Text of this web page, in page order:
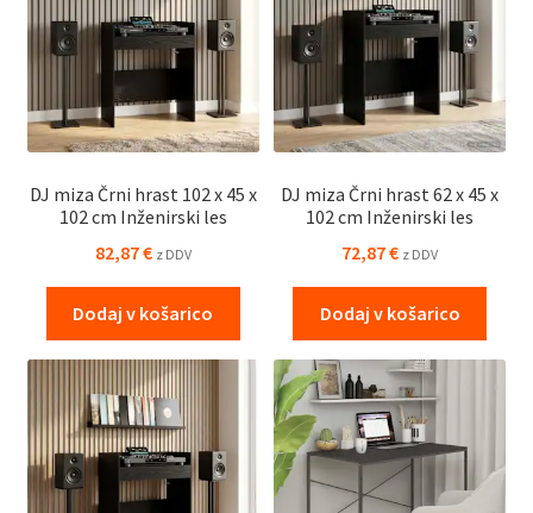
DJ miza Črni hrast 102 x 45 x
102 cm Inženirski les
82,87€ z DDV
Dodaj v košarico
DJ miza Črni hrast 62 x 45 x
102 cm Inženirski les
72,87€ z DDV
Dodaj v košarico